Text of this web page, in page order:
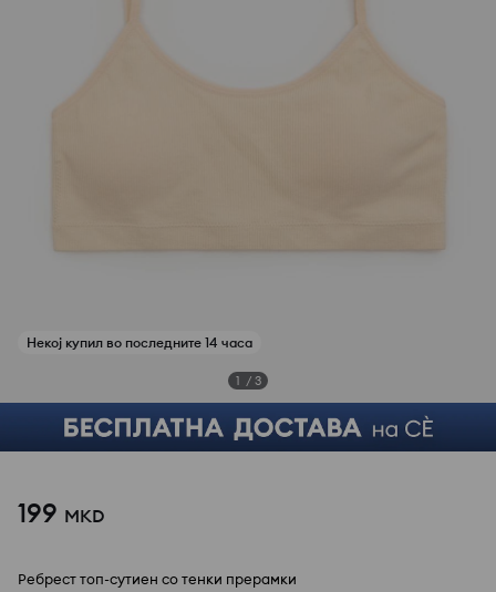
1 / 3
199 MKD
Ребрест топ-сутиен со тенки прерамки